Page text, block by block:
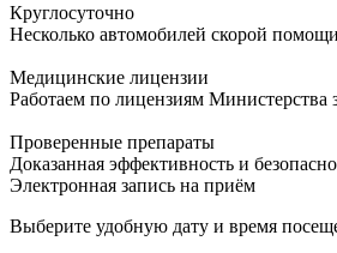
Круглосуточно
Несколько автомобилей скорой
Медицинские лицензии
Работаем по лицензиям Министерства
Проверенные препараты
Доказанная эффективность и
Электронная запись на приём
Выберите удобную дату и время